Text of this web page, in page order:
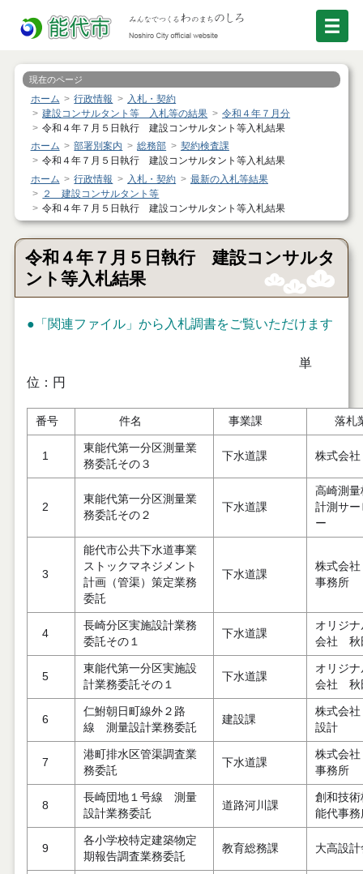
現在のページ
ホーム 行政情報
入札・契約
建設コンサルタント等 入札等の結果
令和４年７月分
令和４年７月５日執行 建設コンサルタント等入札結果
ホーム
部署別案内 総務部
契約検査課
令和４年７月５日執行 建設コンサルタント等入札結果
ホーム
行政情報 入札・契約
最新の入札等結果
２ 建設コンサルタント等
令和４年７月５日執行 建設コンサルタント等入札結果
令和４年７月５日執行 建設コンサルタ
ント等入札結果
● 「関連ファイル」 から入札調書をご覧いただけます
単
位：円
番号 件名 事業課 落札
1
東能代第一分区測量業
務委託その３
下水道課 株式会
2
東能代第一分区測量業
務委託その２
下水道課
高崎測
計測サ
ー
3
能代市公共下水道事業
ストックマネジメント
計画（管渠）策定業務
委託
下水道課
株式会
事務所
4
長崎分区実施設計業務
委託その１
下水道課
オリジ
会社 秋
5
東能代第一分区実施設
計業務委託その１
下水道課
オリジ
会社 秋
6
仁鮒朝日町線外２路
線 測量設計業務委託
建設課
株式会
設計
7
港町排水区管渠調査業
務委託
下水道課
株式会
事務所
8
長崎団地１号線 測量
設計業務委託
道路河川課
創和技
能代事務
9
各小学校特定建築物定
期報告調査業務委託
教育総務課 大高設計